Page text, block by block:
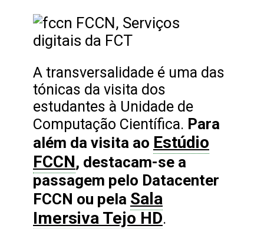
A transversalidade é uma das
tónicas da visita dos
estudantes à Unidade de
Computação Científica. Para
além da visita ao Estúdio
FCCN, destacam-se a
passagem pelo Datacenter
FCCN ou pela Sala
Imersiva Tejo HD.